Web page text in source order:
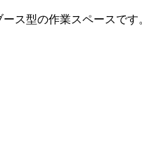
ス型の作業スペースです